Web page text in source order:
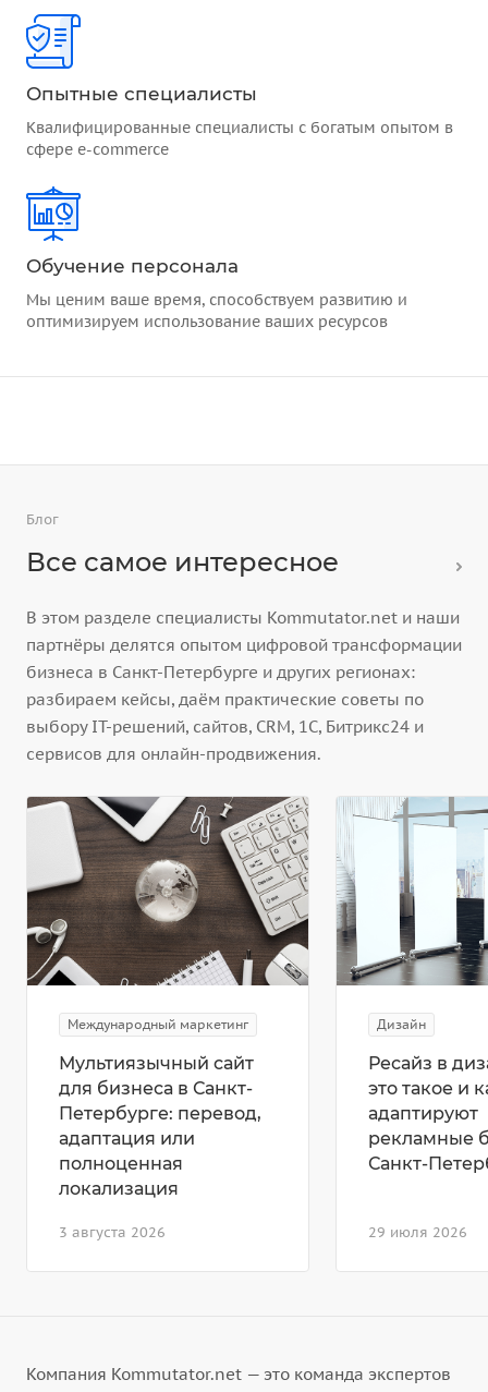
Опытные специалисты
Квалифицированные специалисты с богатым опытом в
сфере e-commerce
Обучение персонала
Мы ценим ваше время, способствуем развитию и
оптимизируем использование ваших ресурсов
Блог
Все самое интересное
В этом разделе специалисты Kommutator.net и наши
партнёры делятся опытом цифровой трансформации
бизнеса в Санкт-Петербурге и других регионах:
разбираем кейсы, даём практические советы по
выбору IT-решений, сайтов, CRM, 1С, Битрикс24 и
сервисов для онлайн-продвижения.
Международный маркетинг
3 августа 2026
Мультиязычный сайт
для бизнеса в Санкт-
Петербурге: перевод,
адаптация или
полноценная
локализация
Дизайн
29 июля 2026
Ресайз в
это такое и
адаптируют
рекламные
Санкт-
Компания Kommutator.net — это команда экспертов